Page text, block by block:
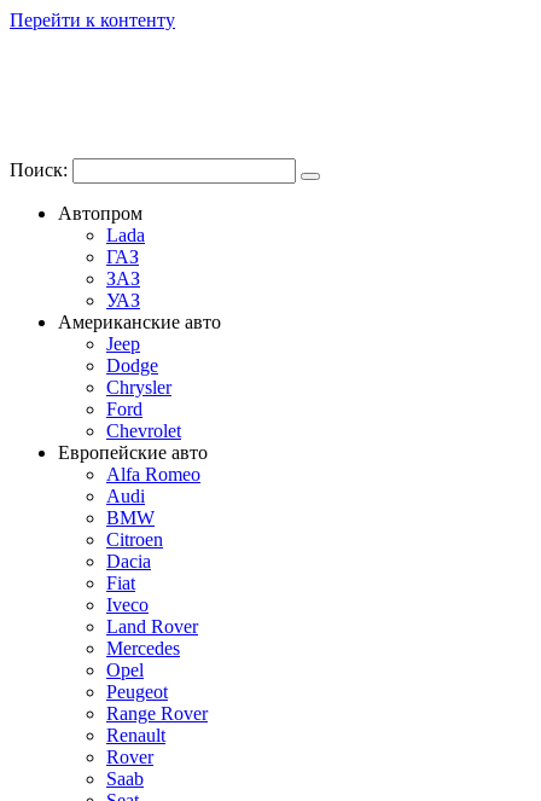
Перейти к контенту
Поиск:
Автопром
Lada
ГАЗ
ЗАЗ
УАЗ
Американские авто
Jeep
Dodge
Chrysler
Ford
Chevrolet
Европейские авто
Alfa Romeo
Audi
BMW
Citroen
Dacia
Fiat
Iveco
Land Rover
Mercedes
Opel
Peugeot
Range Rover
Renault
Rover
Saab